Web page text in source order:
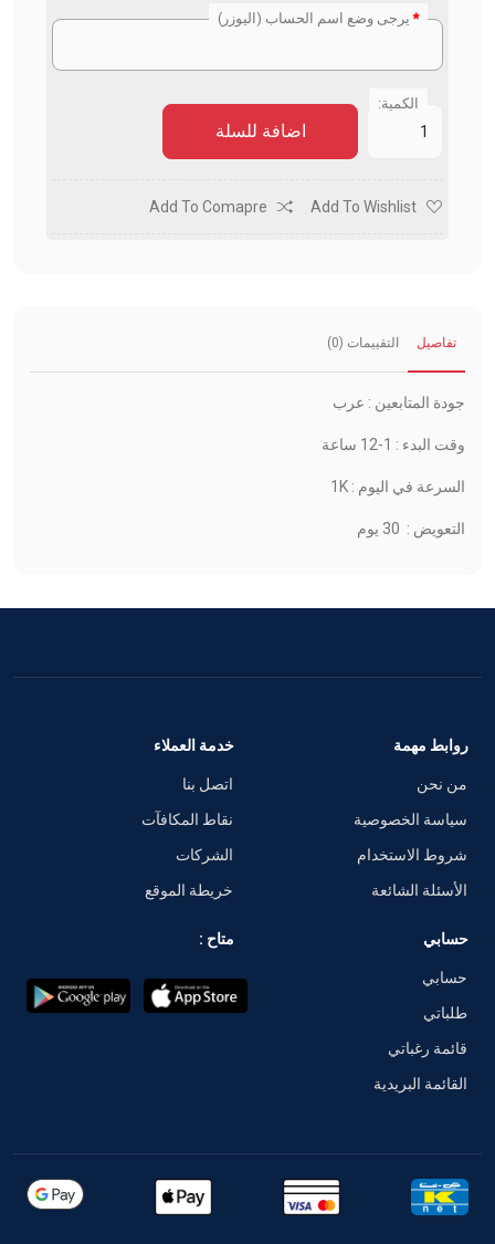
يرجى وضع اسم الحساب (اليوزر)
الكمية:
اضافة للسلة
Add To Wishlist
Add To Comapre
تفاصيل التقييمات (0)
جودة المتابعين : عرب
وقت البدء : 1-12 ساعة
السرعة في اليوم : 1K
التعويض : 30 يوم
روابط مهمة
من نحن
سياسة الخصوصية
شروط الاستخدام
الأسئلة الشائعة
خدمة العملاء
اتصل بنا
نقاط المكافآت
الشركات
خريطة الموقع
حسابي
حسابي
طلباتي
قائمة رغباتي
القائمة البريدية
متاح :